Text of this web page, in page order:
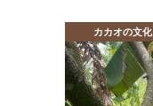
カカオの文化